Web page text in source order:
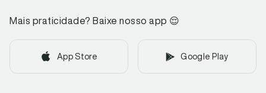
Mais praticidade? Baixe nosso app 😌
App Store Google Play